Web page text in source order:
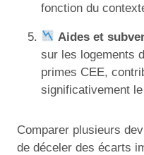
fonction du
Aides et
sur les logements
primes CEE,
significativement
Comparer plusieurs
de déceler des écarts